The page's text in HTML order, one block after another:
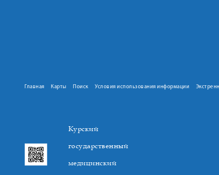
Главная Карты Поиск Условия использования информации
Курский
государственный
медицинский